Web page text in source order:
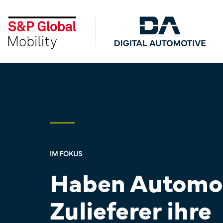
to
the
main
content.
IM FOKUS
Haben
Zulieferer ihre